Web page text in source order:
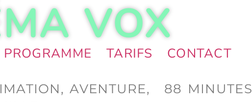
VOX
PROGRAMME TARIFS CONTACT
AVENTURE,
88 MINUTES